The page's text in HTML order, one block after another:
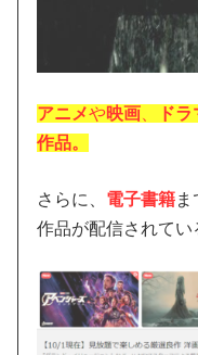
アニメや映画 ド
作品。
さらに、 電子書籍
作品が配信されてい